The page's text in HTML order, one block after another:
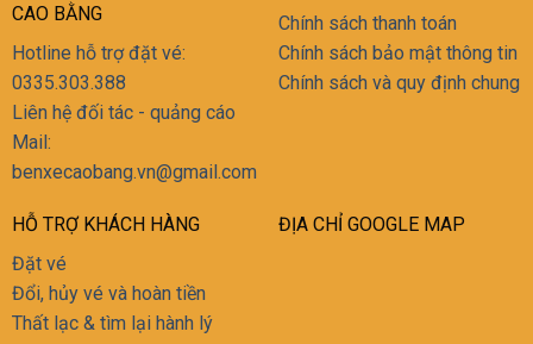
CAO BẰNG
Hotline hỗ trợ đặt vé:
0335.303.388
Liên hệ đối tác - quảng cáo
Mail:
‭benxecaobang.vn@gmail.com
Chính sách thanh toán
Chính sách bảo mật thông tin
Chính sách và quy định chung
HỖ TRỢ KHÁCH HÀNG
Đặt vé
Đổi, hủy vé và hoàn tiền
Thất lạc & tìm lại hành lý
ĐỊA CHỈ GOOGLE MAP